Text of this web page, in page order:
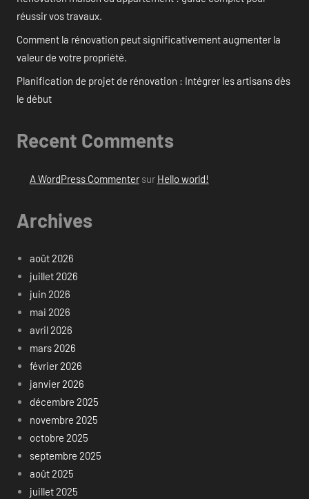
réussir vos travaux.
Comment la rénovation peut significativement augmenter la
valeur de votre propriété.
Planification de projet de rénovation : Intégrer les artisans dès
le début
Recent Comments
A WordPress Commentersur Hello world!
Archives
août 2026
juillet 2026
juin 2026
mai 2026
avril 2026
mars 2026
février 2026
janvier 2026
décembre 2025
novembre 2025
octobre 2025
septembre 2025
août 2025
juillet 2025